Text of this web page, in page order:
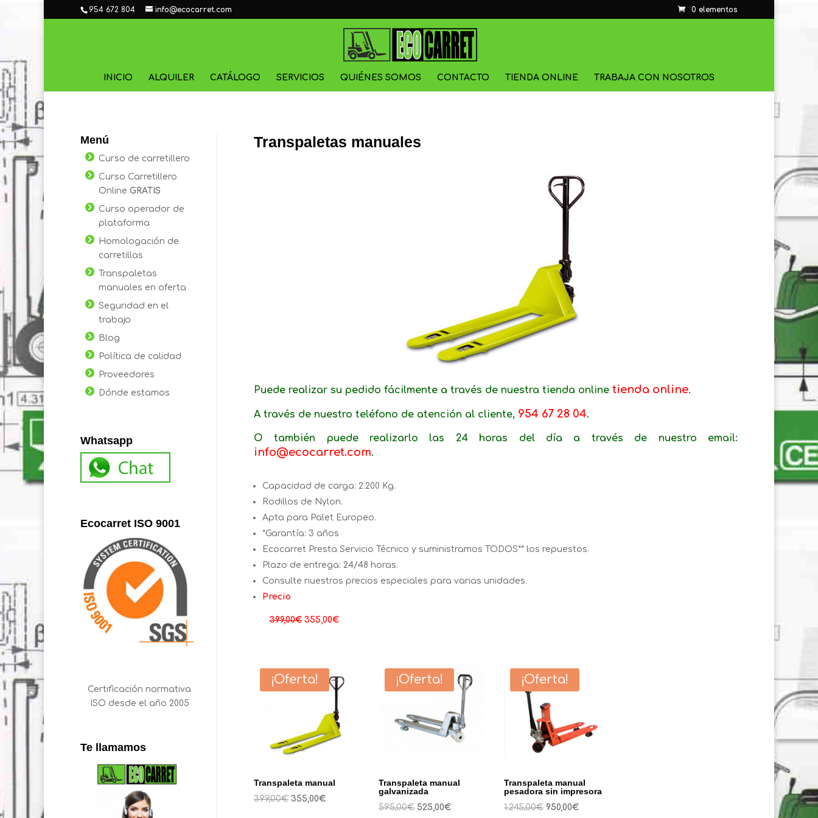
954 672 804 info@ecocarret.com 0 elementos
INICIO ALQUILER CATÁLOGO SERVICIOS QUIÉNES SOMOS CONTACTO TIENDA ONLINE TRABAJA CON NOSOTROS
Menú
Curso de carretillero
Curso Carretillero
Online GRATIS
Curso operador de
plataforma
Homologación de
carretillas
Transpaletas
manuales en oferta
Seguridad en el
trabajo
Blog
Política de calidad
Proveedores
Dónde estamos
Whatsapp
Ecocarret ISO 9001
Certificación normativa
ISO desde el año 2005
Te llamamos
Transpaletas manuales
Puede realizar su pedido fácilmente a través de nuestra tienda online tienda online.
A través de nuestro teléfono de atención al cliente, 954 67 28 04.
O también puede realizarlo las 24 horas del día a través de nuestro email:
info@ecocarret.com.
Capacidad de carga: 2.200 Kg.
Rodillos de Nylon.
Apta para Palet Europeo.
*Garantía: 3 años
Ecocarret Presta Servicio Técnico y suministramos TODOS** los repuestos.
Plazo de entrega: 24/48 horas.
Consulte nuestros precios especiales para varias unidades.
Precio
399,00€ El
era:
399,00€.
355,00€El
355,00€.
¡Oferta!
Transpaleta manual
399,00€ El
355,00€El
¡Oferta!
Transpaleta manual
galvanizada
595,00€ El
525,00€El
¡Oferta!
Transpaleta manual
pesadora sin impresora
1.245,00€ El
950,00€El